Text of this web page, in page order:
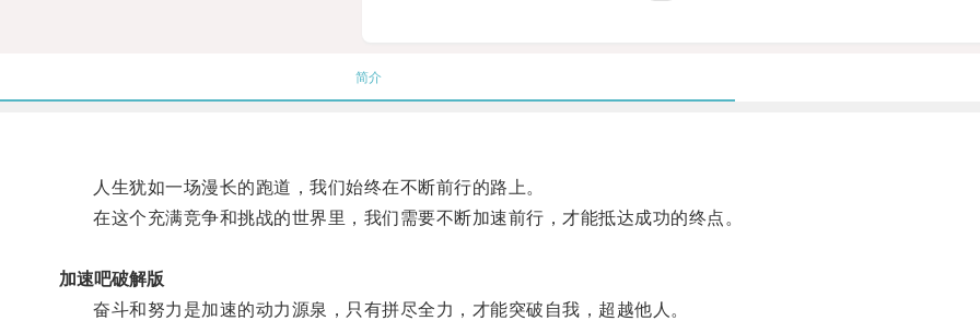
简介
人生犹如一场漫长的跑道，我们始终在不断前行的路上。
在这个充满竞争和挑战的世界里，我们需要不断加速前行，才能抵达成功的终点。
加速吧破解版
奋斗和努力是加速的动力源泉，只有拼尽全力，才能突破自我，超越他人。